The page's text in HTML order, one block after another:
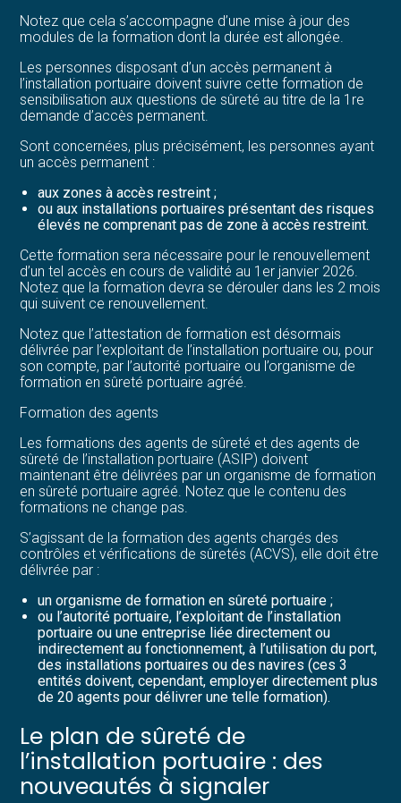
Notez que cela s’accompagne d’une mise à jour des
modules de la formation dont la durée est allongée.
Les personnes disposant d’un accès permanent à
l’installation portuaire doivent suivre cette formation de
sensibilisation aux questions de sûreté au titre de la 1re
demande d’accès permanent.
Sont concernées, plus précisément, les personnes ayant
un accès permanent :
aux zones à accès restreint ;
ou aux installations portuaires présentant des risques
élevés ne comprenant pas de zone à accès restreint.
Cette formation sera nécessaire pour le renouvellement
d’un tel accès en cours de validité au 1er janvier 2026.
Notez que la formation devra se dérouler dans les 2 mois
qui suivent ce renouvellement.
Notez que l’attestation de formation est désormais
délivrée par l’exploitant de l’installation portuaire ou, pour
son compte, par l’autorité portuaire ou l’organisme de
formation en sûreté portuaire agréé.
Formation des agents
Les formations des agents de sûreté et des agents de
sûreté de l’installation portuaire (ASIP) doivent
maintenant être délivrées par un organisme de formation
en sûreté portuaire agréé. Notez que le contenu des
formations ne change pas.
S’agissant de la formation des agents chargés des
contrôles et vérifications de sûretés (ACVS), elle doit être
délivrée par :
un organisme de formation en sûreté portuaire ;
ou l’autorité portuaire, l’exploitant de l’installation
portuaire ou une entreprise liée directement ou
indirectement au fonctionnement, à l’utilisation du port,
des installations portuaires ou des navires (ces 3
entités doivent, cependant, employer directement plus
de 20 agents pour délivrer une telle formation).
Le plan de sûreté de
l’installation portuaire : des
nouveautés à signaler